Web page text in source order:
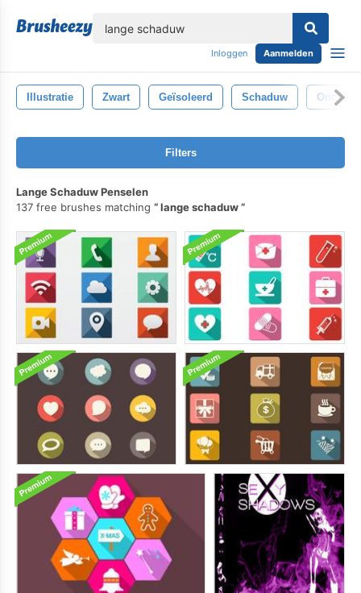
Inloggen Aanmelden
Illustratie Zwart Geïsoleerd Schaduw Ontwerp
Filters
Lange Schaduw Penselen
137 free brushes matching
lange schaduw